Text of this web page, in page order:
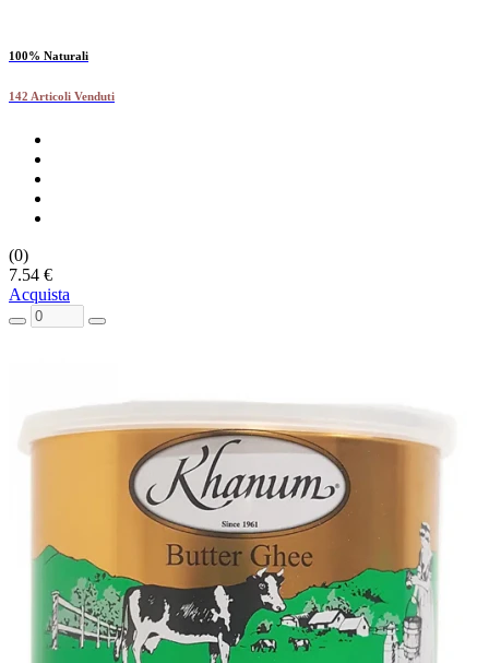
100% Naturali
142 Articoli Venduti
(0)
7.54 €
Acquista